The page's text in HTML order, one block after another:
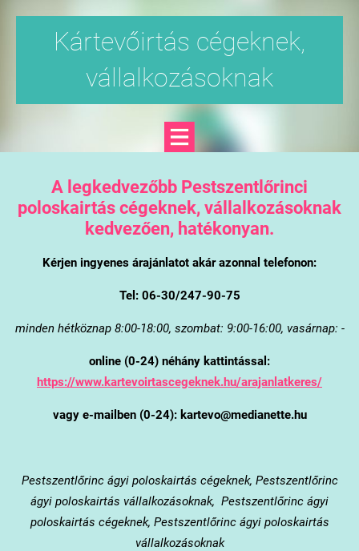
Kártevőirtás cégeknek,
vállalkozásoknak
A legkedvezőbb Pestszentlőrinci
poloskairtás cégeknek, vállalkozásoknak
kedvezően, hatékonyan.
Kérjen ingyenes árajánlatot akár azonnal telefonon:
Tel: 06-30/247-90-75
minden hétköznap 8:00-18:00, szombat: 9:00-16:00, vasárnap: -
online (0-24) néhány kattintással:
https://www.kartevoirtascegeknek.hu/arajanlatkeres/
vagy e-mailben (0-24): kartevo@medianette.hu
Pestszentlőrincágyi poloskairtás cégeknek, Pestszentlőrinc
ágyi poloskairtás vállalkozásoknak, Pestszentlőrinc ágyi
poloskairtás cégeknek, Pestszentlőrinc ágyi poloskairtás
vállalkozásoknak